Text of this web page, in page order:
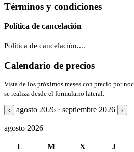
Términos y condiciones
Política de cancelación
Política de cancelación....
Calendario de precios
Vista de los próximos meses con precio por
se realiza desde el formulario lateral.
‹ agosto 2026 · septiembre 2026 ›
agosto 2026
L M X J